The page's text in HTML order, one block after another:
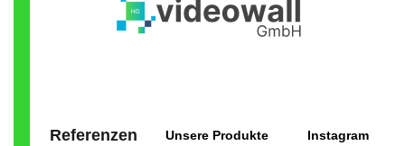
Referenzen Unsere Produkte Instagram